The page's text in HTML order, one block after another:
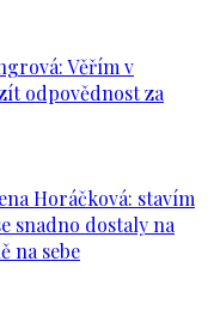
Věřím v
odpovědnost za
Horáčková: stavím
snadno dostaly na
na sebe